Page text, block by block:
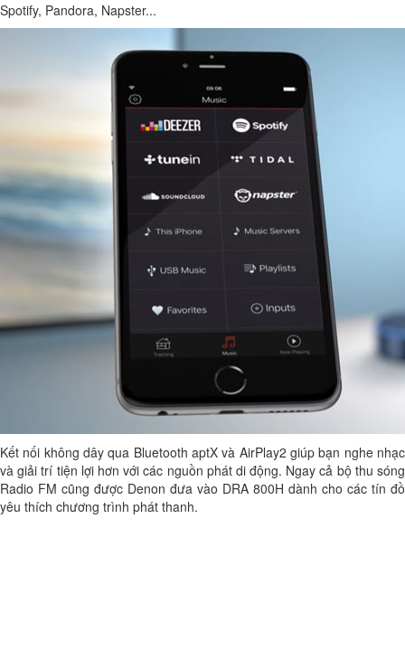
Spotify, Pandora, Napster...
Kết nối không dây qua Bluetooth aptX và AirPlay2 giúp bạn nghe nhạc
và giải trí tiện lợi hơn với các nguồn phát di động. Ngay cả bộ thu sóng
Radio FM cũng được Denon đưa vào DRA 800H dành cho các tín đồ
yêu thích chương trình phát thanh.